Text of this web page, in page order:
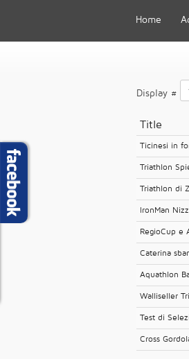
Home
Display #
Title
Ticinesi in
Triathlon
Triathlon di
IronMan
RegioCup e
Caterina
Aquathlon
Walliseller
Test di
Cross